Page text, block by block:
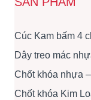
Cúc Kam bấm 4
Dây treo mác
Chốt khóa nhựa
Chốt khóa Kim